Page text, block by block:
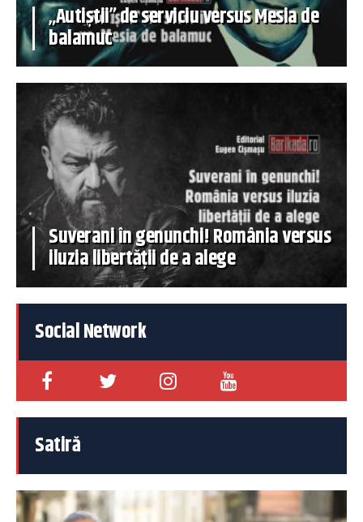
„Autiștii” de serviciu versus Mesia de
balamuc
Suverani în genunchi! România versus
iluzia libertății de a alege
Social Network
Satiră